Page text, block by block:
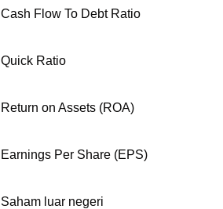
Cash Flow To Debt Ratio
Quick Ratio
Return on Assets (ROA)
Earnings Per Share (EPS)
Saham luar negeri